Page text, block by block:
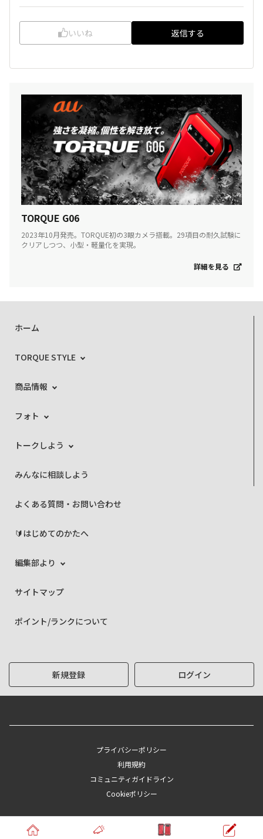
いいね 返信する
TORQUE G06
2023年10月発売。TORQUE初の3眼カメラ搭載。29項目の耐久試験に
クリアしつつ、小型・軽量化を実現。
詳細を見る
ホーム
TORQUE STYLE
商品情報
フォト
トークしよう
みんなに相談しよう
よくある質問・お問い合わせ
🔰はじめてのかたへ
編集部より
サイトマップ
ポイント/ランクについて
新規登録 ログイン
プライバシーポリシー
利用規約
コミュニティガイドライン
Cookieポリシー
Copyright © KYOCERA Corporation